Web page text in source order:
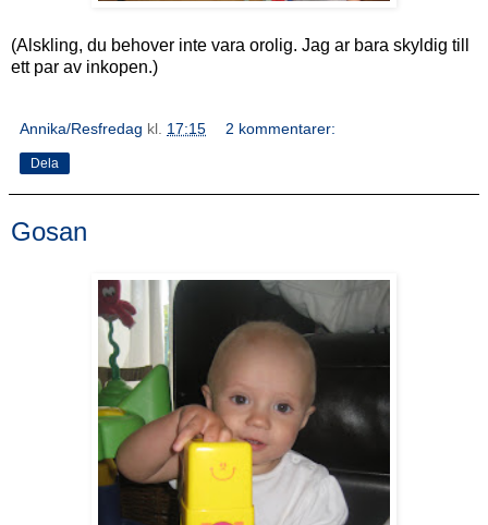
(Alskling, du behover inte vara orolig. Jag ar bara skyldig till
ett par av inkopen.)
Annika/Resfredag kl. 17:15 2 kommentarer:
Dela
Gosan